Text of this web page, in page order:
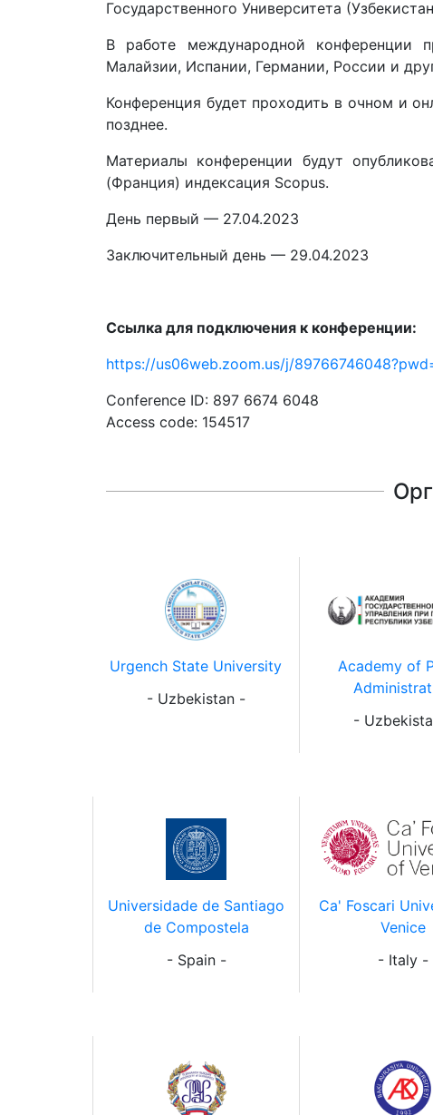
Государственного Университета
В работе международной конференции
Малайзии, Испании, Германии, России и
Конференция будет проходить в очном и
позднее.
Материалы конференции будут
(Франция) индексация Scopus.
День первый — 27.04.2023
Заключительный день — 29.04.2023
Ссылка для подключения к конференции:
https://us06web.zoom.us/j/
Conference ID: 897 6674 6048
Access code: 154517
Urgench State University
- Uzbekistan -
Academy of
-
Universidade de Santiago
de Compostela
- Spain -
Ca' Foscari
Venice
- Italy -